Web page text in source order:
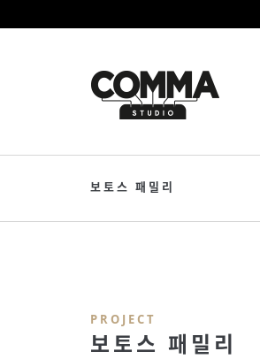
보토스 패밀리
PROJECT
보토스 패밀리